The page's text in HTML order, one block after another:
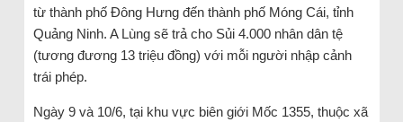
từ thành phố Đông Hưng đến thành phố Móng Cái, tỉnh
Quảng Ninh. A Lùng sẽ trả cho Sủi 4.000 nhân dân tệ
(tương đương 13 triệu đồng) với mỗi người nhập cảnh
trái phép.
Ngày 9 và 10/6, tại khu vực biên giới Mốc 1355, thuộc xã